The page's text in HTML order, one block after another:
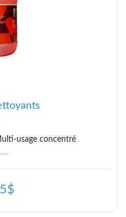
usage concentré